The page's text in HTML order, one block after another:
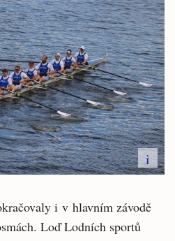
i
i v hlavním závodě
Loď Lodních sportů